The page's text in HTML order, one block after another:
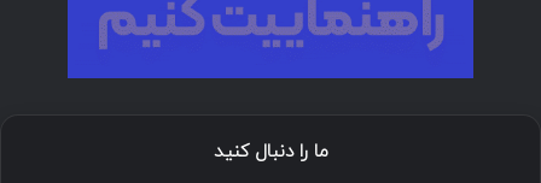
ما را دنبال کنید